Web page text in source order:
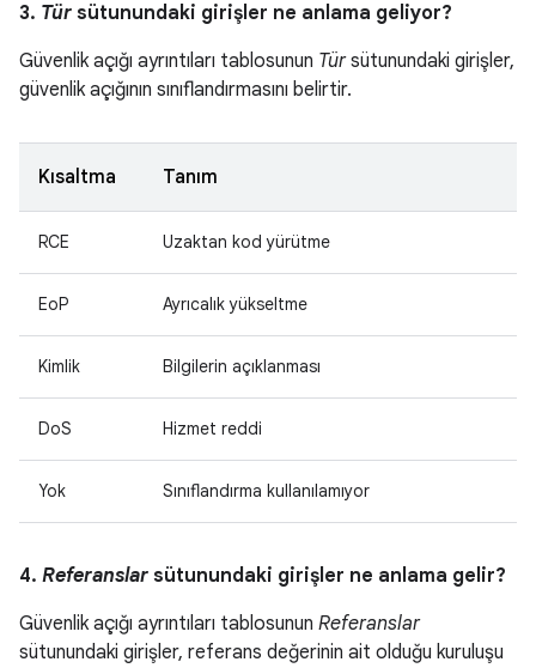
3. Tür sütunundaki girişler ne anlama geliyor?
Güvenlik açığı ayrıntıları tablosunun Türsütunundaki girişler,
güvenlik açığının sınıflandırmasını belirtir.
Kısaltma Tanım
RCE Uzaktan kod yürütme
EoP Ayrıcalık yükseltme
Kimlik Bilgilerin açıklanması
DoS Hizmet reddi
Yok Sınıflandırma kullanılamıyor
4. Referanslar sütunundaki girişler ne anlama gelir?
Güvenlik açığı ayrıntıları tablosunun Referanslar
sütunundaki girişler, referans değerinin ait olduğu kuruluşu